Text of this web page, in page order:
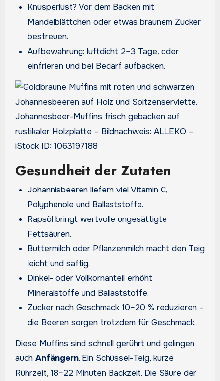
Knusperlust? Vor dem Backen mit
Mandelblättchen oder etwas braunem Zucker
bestreuen.
Aufbewahrung: luftdicht 2–3 Tage, oder
einfrieren und bei Bedarf aufbacken.
Johannesbeer-Muffins frisch gebacken auf
rustikaler Holzplatte – Bildnachweis: ALLEKO –
iStock ID: 1063197188
Gesundheit der Zutaten
Johannisbeeren liefern viel Vitamin C,
Polyphenole und Ballaststoffe.
Rapsöl bringt wertvolle ungesättigte
Fettsäuren.
Buttermilch oder Pflanzenmilch macht den Teig
leicht und saftig.
Dinkel- oder Vollkornanteil erhöht
Mineralstoffe und Ballaststoffe.
Zucker nach Geschmack 10–20 % reduzieren –
die Beeren sorgen trotzdem für Geschmack.
Diese Muffins sind schnell gerührt und gelingen
auch Anfängern. Ein Schüssel-Teig, kurze
Rührzeit, 18–22 Minuten Backzeit. Die Säure der